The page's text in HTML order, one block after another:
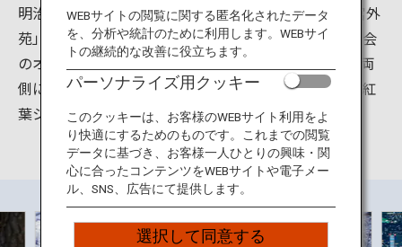
明治神宮の外苑として1926年に創建された「明治神宮外
苑」。スポーツ施設や、四季折々の自然が楽しめる都会
のオアシスとして多くの人に親しまれています。道の両
側には東京都を象徴するいちょうが植えられており、紅
葉シーズンの光景は東京を代表する風景の一つです。
WEBサイトの閲覧に関する匿名化されたデータ
を、分析や統計のために利用します。WEBサイ
トの継続的な改善に役立ちます。
パーソナライズ用クッキー
このクッキーは、お客様のWEBサイト利用をよ
り快適にするためのものです。これまでの閲覧
データに基づき、お客様一人ひとりの興味・関
心に合ったコンテンツをWEBサイトや電子メー
ル、SNS、広告にて提供します。
選択して同意する